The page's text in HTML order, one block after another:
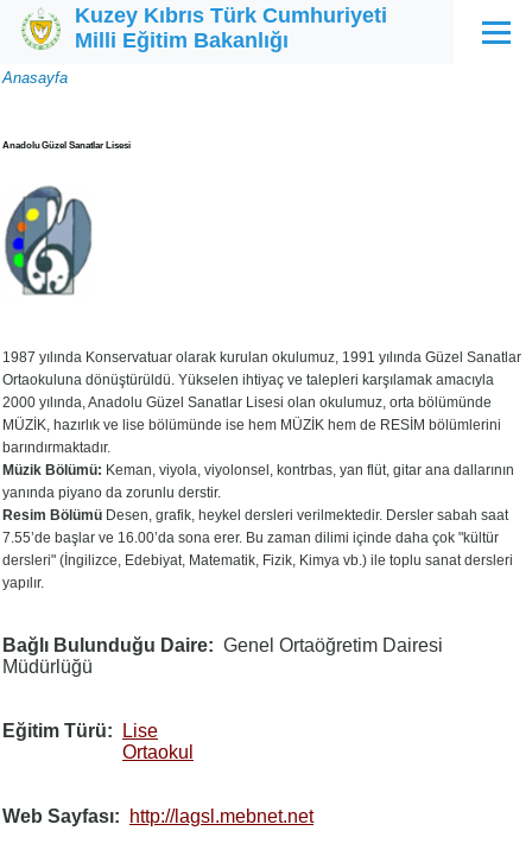
Ana içeriğe atla
Kuzey Kıbrıs Türk Cumhuriyeti
Milli Eğitim Bakanlığı
Menü
Sayfa
Anasayfa
Anadolu Güzel Sanatlar Lisesi
1987 yılında Konservatuar olarak kurulan okulumuz, 1991 yılında Güzel Sanatlar
Ortaokuluna dönüştürüldü. Yükselen ihtiyaç ve talepleri karşılamak amacıyla
2000 yılında, Anadolu Güzel Sanatlar Lisesi olan okulumuz, orta bölümünde
MÜZİK, hazırlık ve lise bölümünde ise hem MÜZİK hem de RESİM bölümlerini
barındırmaktadır.
Müzik Bölümü: Keman, viyola, viyolonsel, kontrbas, yan flüt, gitar ana dallarının
yanında piyano da zorunlu derstir.
Resim Bölümü Desen, grafik, heykel dersleri verilmektedir. Dersler sabah saat
7.55’de başlar ve 16.00’da sona erer. Bu zaman dilimi içinde daha çok "kültür
dersleri" (İngilizce, Edebiyat, Matematik, Fizik, Kimya vb.) ile toplu sanat dersleri
yapılır.
Bağlı Bulunduğu Daire
Genel Ortaöğretim Dairesi
Müdürlüğü
Eğitim Türü
Lise
Ortaokul
Web Sayfası http://lagsl.mebnet.net